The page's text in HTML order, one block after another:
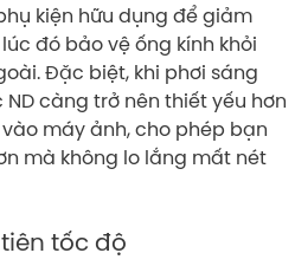
kiện hữu dụng để giảm
đó bảo vệ ống kính khỏi
Đặc biệt, khi phơi sáng
càng trở nên thiết yếu hơn
máy ảnh, cho phép bạn
mà không lo lắng mất nét
tốc độ